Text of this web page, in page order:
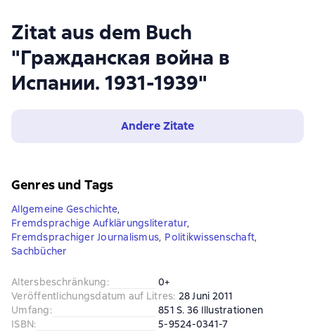
Zitat aus dem Buch
"Гражданская война в
Испании. 1931-1939"
Andere Zitate
Genres und Tags
Allgemeine Geschichte,
Fremdsprachige Aufklärungsliteratur,
Fremdsprachiger Journalismus, Politikwissenschaft,
Sachbücher
Altersbeschränkung:
0+
Veröffentlichungsdatum auf Litres: 28 Juni 2011
Umfang:
851 S. 36 Illustrationen
ISBN:
5-9524-0341-7